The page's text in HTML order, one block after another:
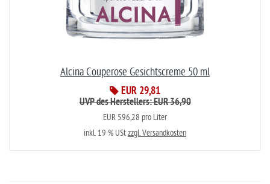
Alcina Couperose Gesichtscreme 50 ml
EUR 29,81
UVP des Herstellers: EUR 36,90
EUR 596,28 pro Liter
inkl. 19 % UStzzgl. Versandkosten